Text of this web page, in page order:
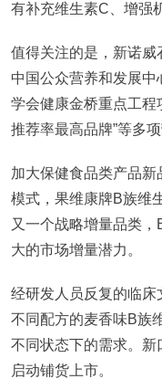
有补充维生素C、增强
值得关注的是，新诺
中国公众营养和发展中
学会健康金桥重点工程
推荐率最高品牌”等多项
加大保健食品类产品
模式，果维康牌B族维
又一个战略增量品类
大的市场增量潜力。
经研发人员反复的临
不同配方的麦香味B族
不同状态下的需求。
启动铺货上市。